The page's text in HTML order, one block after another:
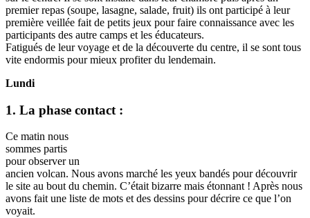
premier repas (soupe, lasagne, salade, fruit) ils ont participé à leur
première veillée fait de petits jeux pour faire connaissance avec les
participants des autre camps et les éducateurs.
Fatigués de leur voyage et de la découverte du centre, il se sont tous
vite endormis pour mieux profiter du lendemain.
Lundi
1. La phase contact :
Ce matin nous
sommes partis
pour observer un
ancien volcan. Nous avons marché les yeux bandés pour découvrir
le site au bout du chemin. C’était bizarre mais étonnant ! Après nous
avons fait une liste de mots et des dessins pour décrire ce que l’on
voyait.